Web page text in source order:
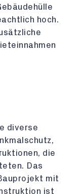
hoch.
diverse
die
Das
mit
ist